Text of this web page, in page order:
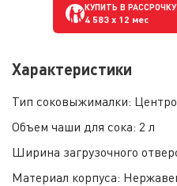
КУПИТЬ В
4 583 x 12 мес
Характеристики
Тип соковыжималки:
Объем чаши для сока: 2 л
Ширина загрузочного
Материал корпуса: